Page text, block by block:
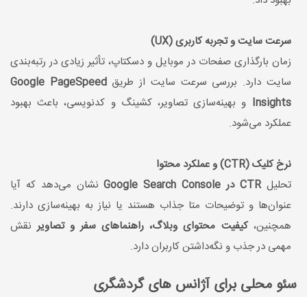
سرعت سایت و تجربه کاربری (UX)
زمان بارگذاری صفحات در موبایل و دسکتاپ، تأثیر زیادی در رتبه‌بندی
سایت دارد. بررسی سرعت سایت از طریقGoogle PageSpeed
Insights و بهینه‌سازی تصاویر، کشینگ و کدنویسی، باعث بهبود
عملکرد می‌شود.
نرخ کلیک (CTR) و عملکرد محتوا
تحلیلCTR در Google Search Console
نشان می‌دهد که آیا
عنوان‌ها و توضیحات متا جذاب هستند یا نیاز به بهینه‌سازی دارند.
همچنین،کیفیت محتوای وبلاگ، راهنماهای سفر و تصاویرنقش
مهمی در جذب و نگه‌داشتن کاربران دارد.
سئو محلی برای آژانس های گردشگری